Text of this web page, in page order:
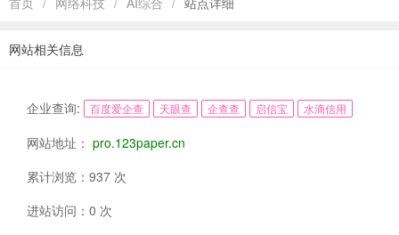
网站相关信息
企业查询: 百度爱企查 天眼查 企查查 启信宝 水滴信用
网站地址： pro.123paper.cn
累计浏览：937 次
进站访问：0 次